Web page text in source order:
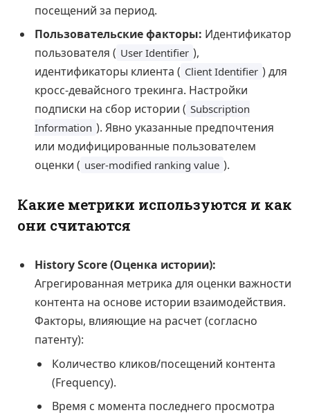
посещений за период.
Пользовательские факторы: Идентификатор
пользователя ( User Identifier ),
идентификаторы клиента ( Client Identifier ) для
кросс-девайсного трекинга. Настройки
подписки на сбор истории ( Subscription
Information ). Явно указанные предпочтения
или модифицированные пользователем
оценки ( user-modified ranking value ).
Какие метрики используются и как
они считаются
History Score (Оценка истории):
Агрегированная метрика для оценки важности
контента на основе истории взаимодействия.
Факторы, влияющие на расчет (согласно
патенту):
Количество кликов/посещений контента
(Frequency).
Время с момента последнего просмотра